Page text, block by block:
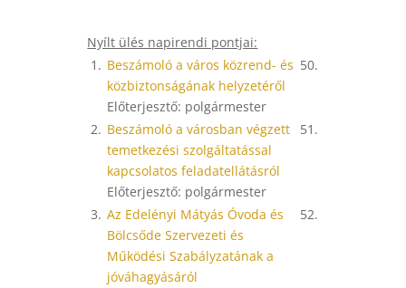
Nyílt ülés napirendi pontjai:
1. Beszámoló a város közrend- és
közbiztonságának helyzetéről
Előterjesztő: polgármester
50.
2. Beszámoló a városban végzett
temetkezési szolgáltatással
kapcsolatos feladatellátásról
Előterjesztő: polgármester
51.
3. Az Edelényi Mátyás Óvoda és
Bölcsőde Szervezeti és
Működési Szabályzatának a
jóváhagyásáról
52.